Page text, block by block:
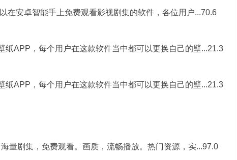
在安卓智能手上免费观看影视剧集的软件，各位用户...70.6
纸APP，每个用户在这款软件当中都可以更换自己的壁...21.3
纸APP，每个用户在这款软件当中都可以更换自己的壁...21.3
量剧集，免费观看。画质，流畅播放。热门资源，实...97.0